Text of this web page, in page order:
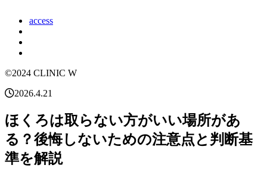
access
©2024 CLINIC W
2026.4.21
ほくろは取らない方がいい場所があ
る？後悔しないための注意点と判断基
準を解説